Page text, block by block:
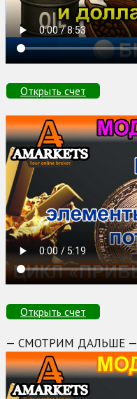
Открыть счет
Открыть счет
— СМОТРИМ ДАЛЬШЕ —